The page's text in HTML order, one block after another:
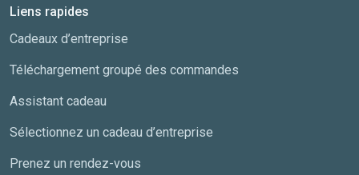
Liens rapides
Cadeaux d’entreprise
Téléchargement groupé des commandes
Assistant cadeau
Sélectionnez un cadeau d’entreprise
Prenez un rendez-vous